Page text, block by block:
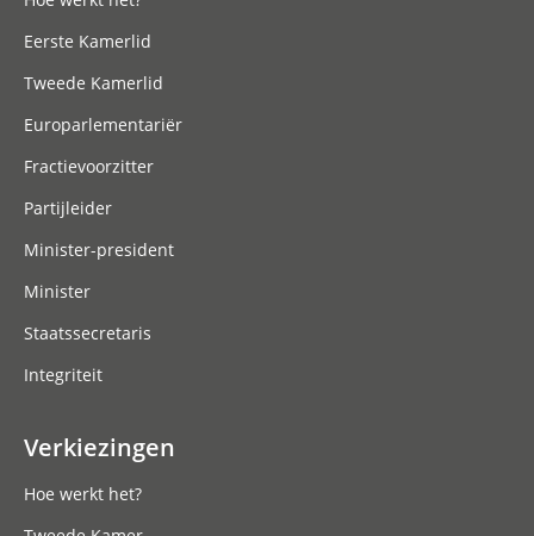
Eerste Kamerlid
Tweede Kamerlid
Europarlementariër
Fractievoorzitter
Partijleider
Minister-president
Minister
Staatssecretaris
Integriteit
Verkiezingen
Hoe werkt het?